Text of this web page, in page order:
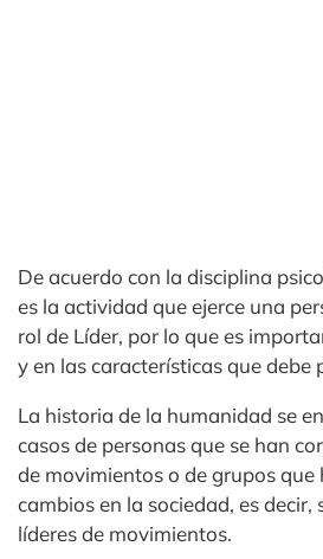
De acuerdo con la disciplina
es la actividad que ejerce una
rol de Líder, por lo que es
y en las características que debe
La historia de la humanidad se
casos de personas que se han
de movimientos o de grupos que
cambios en la sociedad, es decir,
líderes de movimientos.